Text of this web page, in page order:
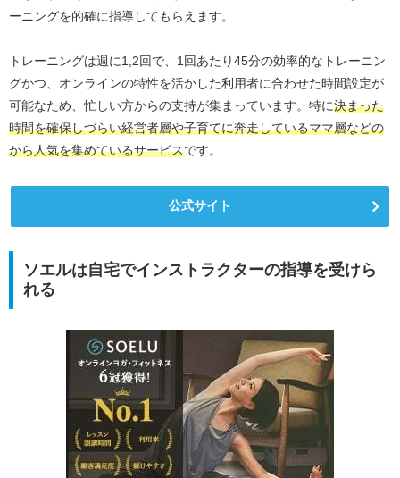
ーニングを的確に指導してもらえます。
トレーニングは週に1,2回で、1回あたり45分の効率的なトレーニン
グかつ、オンラインの特性を活かした利用者に合わせた時間設定が
可能なため、忙しい方からの支持が集まっています。特に決まった
時間を確保しづらい経営者層や子育てに奔走しているママ層などの
から人気を集めているサービスです。
公式サイト
ソエルは自宅でインストラクターの指導を受けら
れる